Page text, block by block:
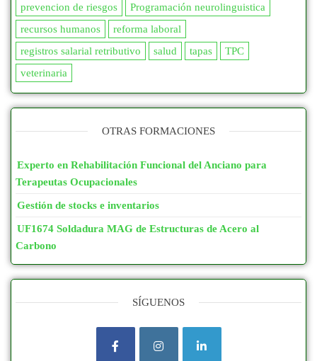
prevencion de riesgos
Programación neurolinguistica
recursos humanos
reforma laboral
registros salarial retributivo
salud tapas
TPC
veterinaria
OTRAS FORMACIONES
Experto en Rehabilitación Funcional del Anciano para
Terapeutas Ocupacionales
Gestión de stocks e inventarios
UF1674 Soldadura MAG de Estructuras de Acero al
Carbono
SÍGUENOS